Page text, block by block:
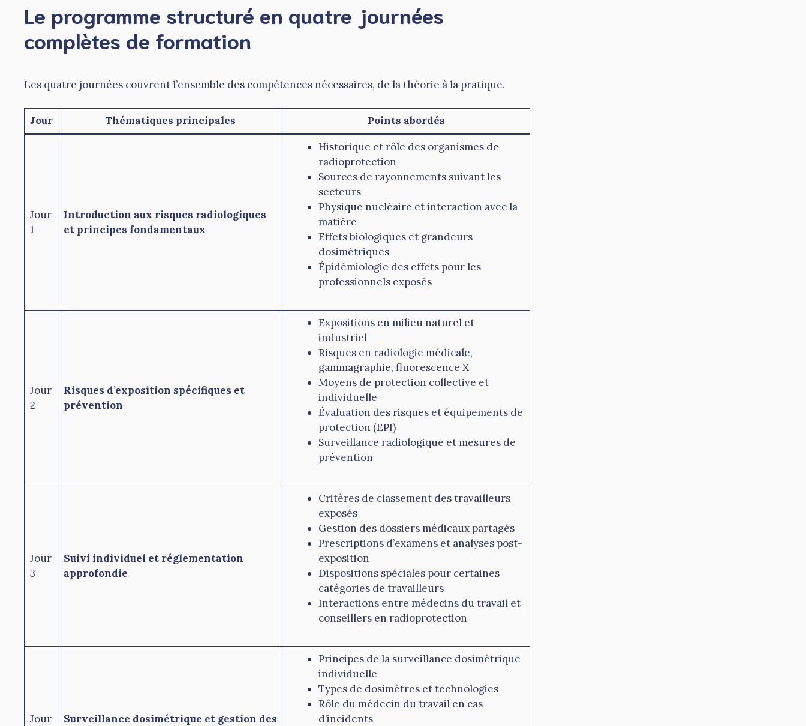
Le programme structuré en quatre journées
complètes de formation
Les quatre journées couvrent l’ensemble des compétences nécessaires, de la théorie à la pratique.
Jour Thématiques principales Points abordés
Jour
1
Introduction aux risques radiologiques
et principes fondamentaux
Historique et rôle des organismes de
radioprotection
Sources de rayonnements suivant les
secteurs
Physique nucléaire et interaction avec la
matière
Effets biologiques et grandeurs
dosimétriques
Épidémiologie des effets pour les
professionnels exposés
Jour
2
Risques d’exposition spécifiques et
prévention
Expositions en milieu naturel et
industriel
Risques en radiologie médicale,
gammagraphie, fluorescence X
Moyens de protection collective et
individuelle
Évaluation des risques et équipements de
protection (EPI)
Surveillance radiologique et mesures de
prévention
Jour
3
Suivi individuel et réglementation
approfondie
Critères de classement des travailleurs
exposés
Gestion des dossiers médicaux partagés
Prescriptions d’examens et analyses post-
exposition
Dispositions spéciales pour certaines
catégories de travailleurs
Interactions entre médecins du travail et
conseillers en radioprotection
Jour Surveillance dosimétrique et gestion des
Principes de la surveillance dosimétrique
individuelle
Types de dosimètres et technologies
Rôle du médecin du travail en cas
d’incidents